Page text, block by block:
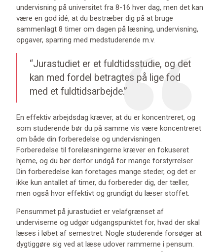
undervisning på universitet fra 8-16 hver dag, men det kan
være en god idé, at du bestræber dig på at bruge
sammenlagt 8 timer om dagen på læsning, undervisning,
opgaver, sparring med medstuderende m.v.
“Jurastudiet er et fuldtidsstudie, og det
kan med fordel betragtes på lige fod
med et fuldtidsarbejde.”
En effektiv arbejdsdag kræver, at du er koncentreret, og
som studerende bør du på samme vis være koncentreret
om både din forberedelse og undervisningen.
Forberedelse til forelæsningerne kræver en fokuseret
hjerne, og du bør derfor undgå for mange forstyrrelser.
Din forberedelse kan foretages mange steder, og det er
ikke kun antallet af timer, du forbereder dig, der tæller,
men også hvor effektivt og grundigt du læser stoffet.
Pensummet på jurastudiet er velafgrænset af
underviserne og udgør udgangspunktet for, hvad der skal
læses i løbet af semestret. Nogle studerende forsøger at
dygtiggøre sig ved at læse udover rammerne i pensum.